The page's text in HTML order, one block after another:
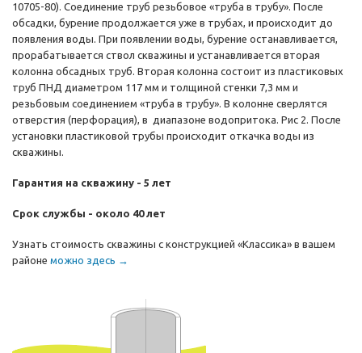
10705-80). Соединение труб резьбовое «труба в трубу». После
обсадки, бурение продолжается уже в трубах, и происходит до
появления воды. При появлении воды, бурение останавливается,
прорабатывается ствол скважины и устанавливается вторая
колонна обсадных труб. Вторая колонна состоит из пластиковых
труб ПНД диаметром 117 мм и толщиной стенки 7,3 мм и
резьбовым соединением «труба в трубу». В колонне сверлятся
отверстия (перфорация), в диапазоне водопритока. Рис 2. После
установки пластиковой трубы происходит откачка воды из
скважины.
Гарантия на скважину - 5 лет
Срок службы - около 40 лет
Узнать стоимость скважины с конструкцией «Классика» в вашем
районе можно здесь →